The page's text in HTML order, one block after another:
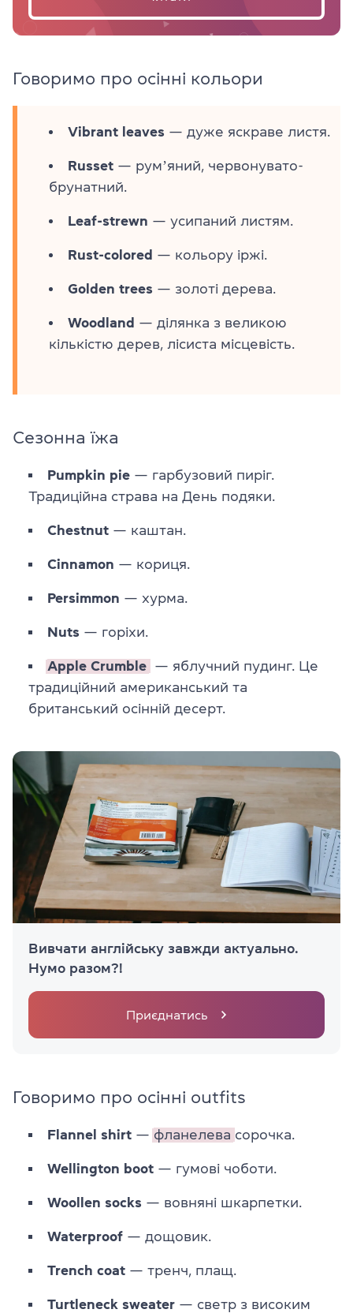
Говоримо про осінні кольори
Vibrant leaves — дуже яскраве листя.
Russet — румʼяний, червонувато-
брунатний.
Leaf-strewn — усипаний листям.
Rust-colored — кольору іржі.
Golden trees — золоті дерева.
Woodland — ділянка з великою
кількістю дерев, лісиста місцевість.
Сезонна їжа
Pumpkin pie — гарбузовий пиріг.
Традиційна страва на День подяки.
Chestnut — каштан.
Cinnamon — кориця.
Persimmon — хурма.
Nuts — горіхи.
Apple Crumble
— яблучний пудинг. Це
традиційний американський та
британський осінній десерт.
Вивчати англійську завжди актуально.
Нумо разом?!
Приєднатись
Говоримо про осінні outfits
Flannel shirt — фланелева сорочка.
Wellington boot — гумові чоботи.
Woollen socks — вовняні шкарпетки.
Waterproof — дощовик.
Trench coat — тренч, плащ.
Turtleneck sweater — светр з високим